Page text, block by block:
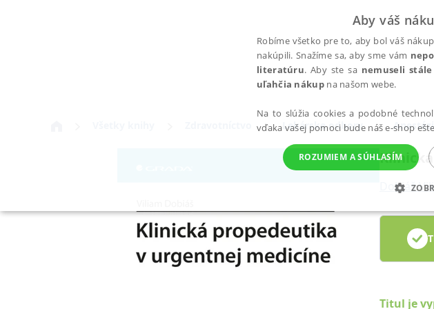
Lekárske odbory
Dobiáš
Titul je
Aby váš
Robíme všetko pre to, aby bol váš
nakúpili. Snažíme sa, aby sme vám
literatúru. Aby ste sa nemuseli
uľahčia nákupna našom webe.
Na to slúžia cookies a podobné
vďaka vašej pomoci bude náš e-shop
ROZUMIEM A SÚHLASÍM
POTREBNÉ ANALYTICKÉ
Nevyhnutné súbory cookie umožňujú základné funkcie webovej stránky, ako je prihlásenie